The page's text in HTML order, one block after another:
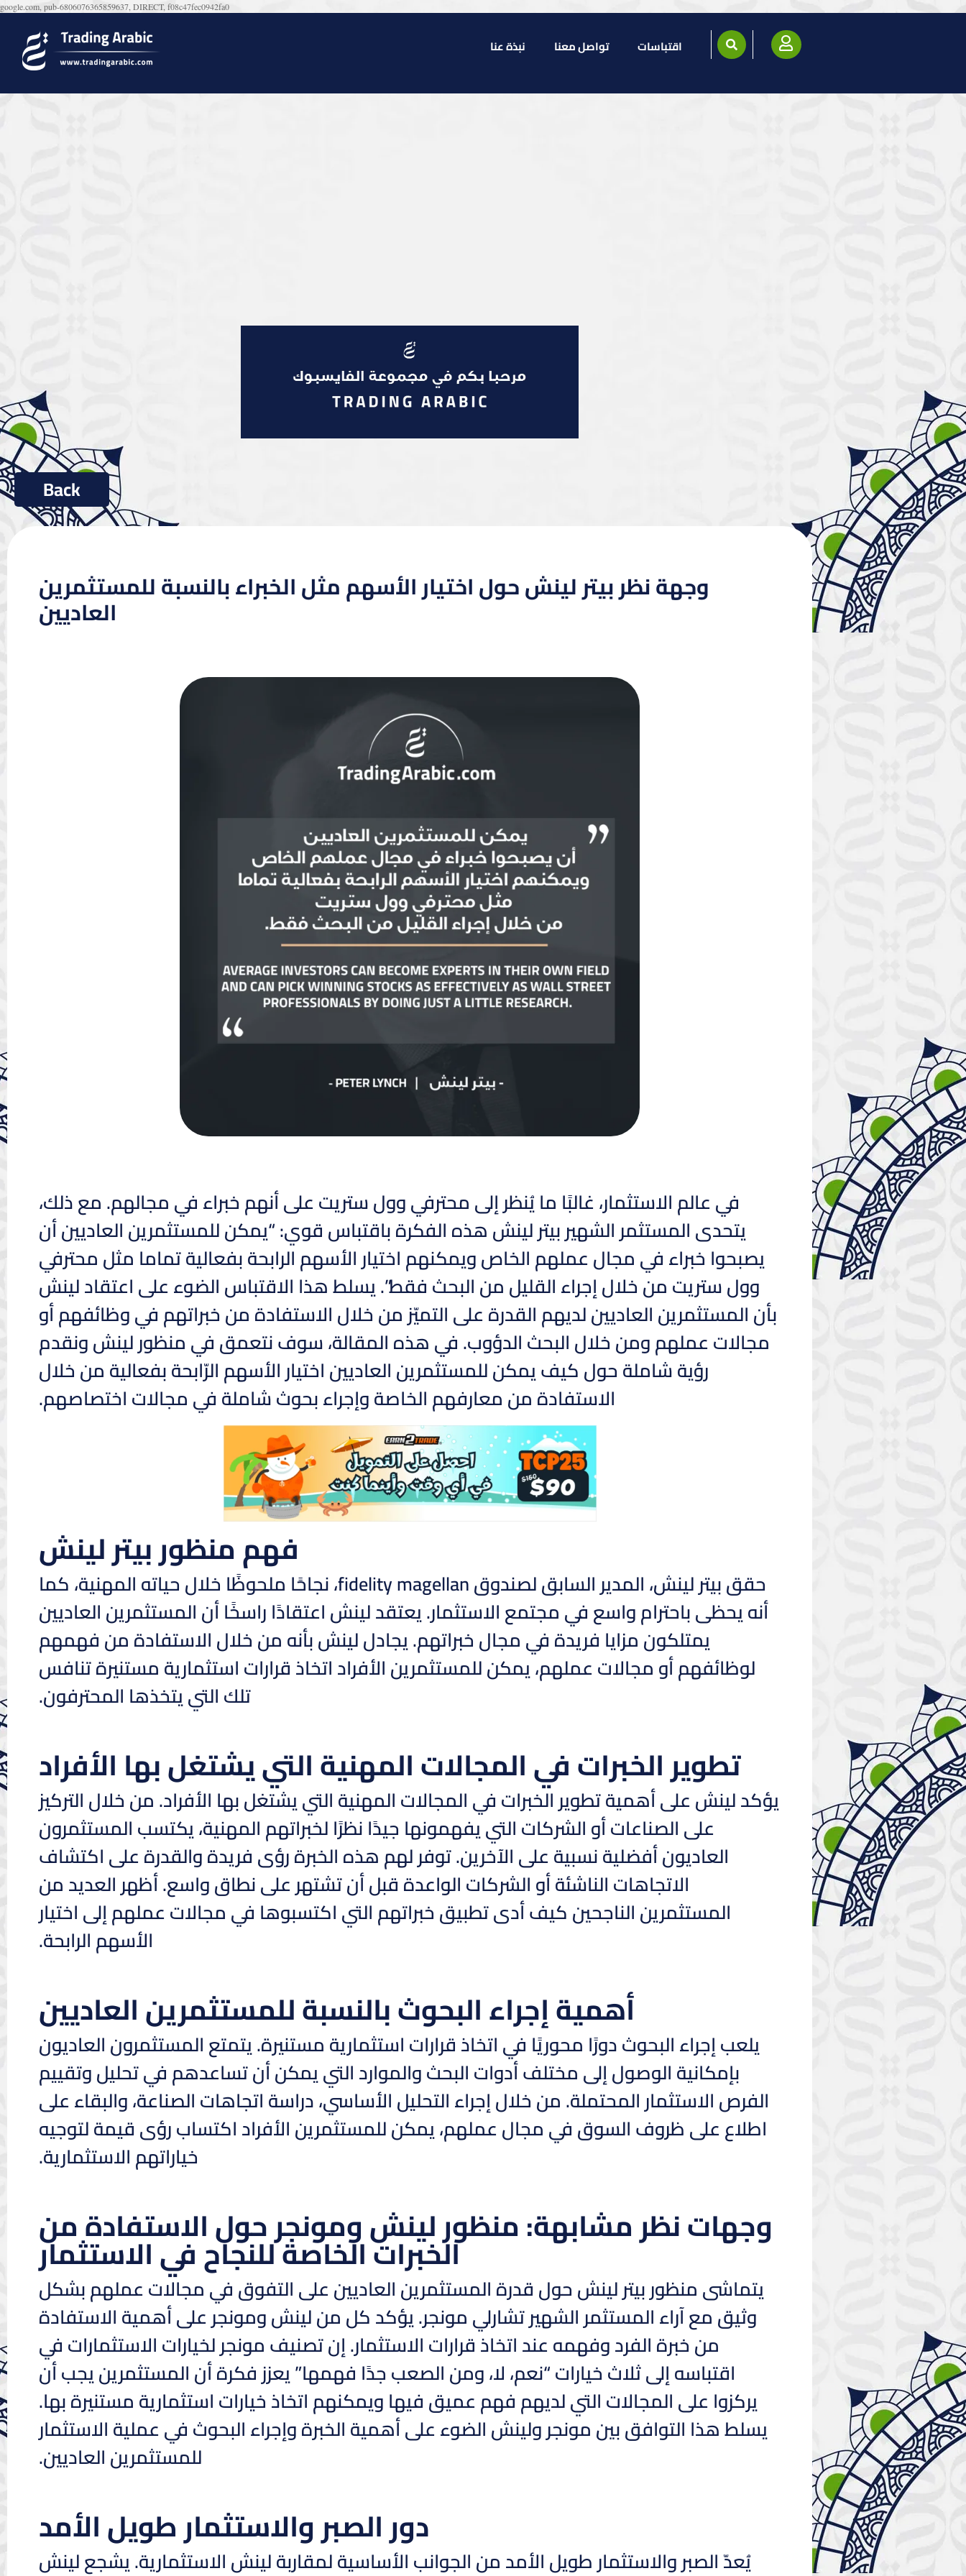
google.com, pub-6806076365859637, DIRECT, f08c47fec0942fa0
نبذة عنا تواصل معنا اقتباسات
وجهة نظر بيتر لينش حول اختيار الأسهم مثل الخبراء بالنسبة للمستثمرين
العاديين
في عالم الاستثمار، غالبًا ما يُنظر إلى محترفي وول ستريت على أنهم خبراء في مجالهم. مع ذلك،
يتحدى المستثمر الشهير بيتر لينش هذه الفكرة باقتباس قوي: “يمكن للمستثمرين العاديين أن
يصبحوا خبراء في مجال عملهم الخاص ويمكنهم اختيار الأسهم الرابحة بفعالية تماما مثل محترفي
وول ستريت من خلال إجراء القليل من البحث فقط”. يسلط هذا الاقتباس الضوء على اعتقاد لينش
بأن المستثمرين العاديين لديهم القدرة على التميّز من خلال الاستفادة من خبراتهم في وظائفهم أو
مجالات عملهم ومن خلال البحث الدؤوب. في هذه المقالة، سوف نتعمق في منظور لينش ونقدم
رؤية شاملة حول كيف يمكن للمستثمرين العاديين اختيار الأسهم الرّابحة بفعالية من خلال
الاستفادة من معارفهم الخاصة وإجراء بحوث شاملة في مجالات اختصاصهم.
فهم منظور بيتر لينش
حقق بيتر لينش، المدير السابق لصندوق fidelity magellan، نجاحًا ملحوظًا خلال حياته المهنية، كما
أنه يحظى باحترام واسع في مجتمع الاستثمار. يعتقد لينش اعتقادًا راسخًا أن المستثمرين العاديين
يمتلكون مزايا فريدة في مجال خبراتهم. يجادل لينش بأنه من خلال الاستفادة من فهمهم
لوظائفهم أو مجالات عملهم، يمكن للمستثمرين الأفراد اتخاذ قرارات استثمارية مستنيرة تنافس
تلك التي يتخذها المحترفون.
تطوير الخبرات في المجالات المهنية التي يشتغل بها الأفراد
يؤكد لينش على أهمية تطوير الخبرات في المجالات المهنية التي يشتغل بها الأفراد. من خلال التركيز
على الصناعات أو الشركات التي يفهمونها جيدًا نظرًا لخبراتهم المهنية، يكتسب المستثمرون
العاديون أفضلية نسبية على الآخرين. توفر لهم هذه الخبرة رؤى فريدة والقدرة على اكتشاف
الاتجاهات الناشئة أو الشركات الواعدة قبل أن تشتهر على نطاق واسع. أظهر العديد من
المستثمرين الناجحين كيف أدى تطبيق خبراتهم التي اكتسبوها في مجالات عملهم إلى اختيار
الأسهم الرابحة.
أهمية إجراء البحوث بالنسبة للمستثمرين العاديين
يلعب إجراء البحوث دورًا محوريًا في اتخاذ قرارات استثمارية مستنيرة. يتمتع المستثمرون العاديون
بإمكانية الوصول إلى مختلف أدوات البحث والموارد التي يمكن أن تساعدهم في تحليل وتقييم
الفرص الاستثمار المحتملة. من خلال إجراء التحليل الأساسي، دراسة اتجاهات الصناعة، والبقاء على
اطلاع على ظروف السوق في مجال عملهم، يمكن للمستثمرين الأفراد اكتساب رؤى قيمة لتوجيه
خياراتهم الاستثمارية.
وجهات نظر مشابهة: منظور لينش ومونجر حول الاستفادة من
الخبرات الخاصة للنجاح في الاستثمار
يتماشى منظور بيتر لينش حول قدرة المستثمرين العاديين على التفوق في مجالات عملهم بشكل
وثيق مع آراء المستثمر الشهير تشارلي مونجر. يؤكد كل من لينش ومونجر على أهمية الاستفادة
من خبرة الفرد وفهمه عند اتخاذ قرارات الاستثمار. إن تصنيف مونجر لخيارات الاستثمارات في
اقتباسه إلى ثلاث خيارات “نعم، لا، ومن الصعب جدًا فهمها” يعزز فكرة أن المستثمرين يجب أن
يركزوا على المجالات التي لديهم فهم عميق فيها ويمكنهم اتخاذ خيارات استثمارية مستنيرة بها.
يسلط هذا التوافق بين مونجر ولينش الضوء على أهمية الخبرة وإجراء البحوث في عملية الاستثمار
للمستثمرين العاديين.
دور الصبر والاستثمار طويل الأمد
يُعدّ الصبر والاستثمار طويل الأمد من الجوانب الأساسية لمقاربة لينش الاستثمارية. يشجع لينش